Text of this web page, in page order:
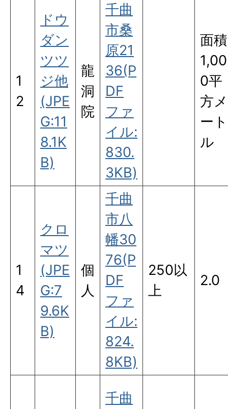
1
2
ドウ
ダン
ツツ
ジ他
(JPE
G:11
8.1K
B)
龍
洞
院
千曲
市桑
原21
36(P
DF
ファ
イル:
830.
3KB)
面積
1,00
0平
方メ
ート
ル
1
4
クロ
マツ
(JPE
G:7
9.6K
B)
個
人
千曲
市八
幡30
76(P
DF
ファ
イル:
824.
8KB)
250以
上
2.0
千曲